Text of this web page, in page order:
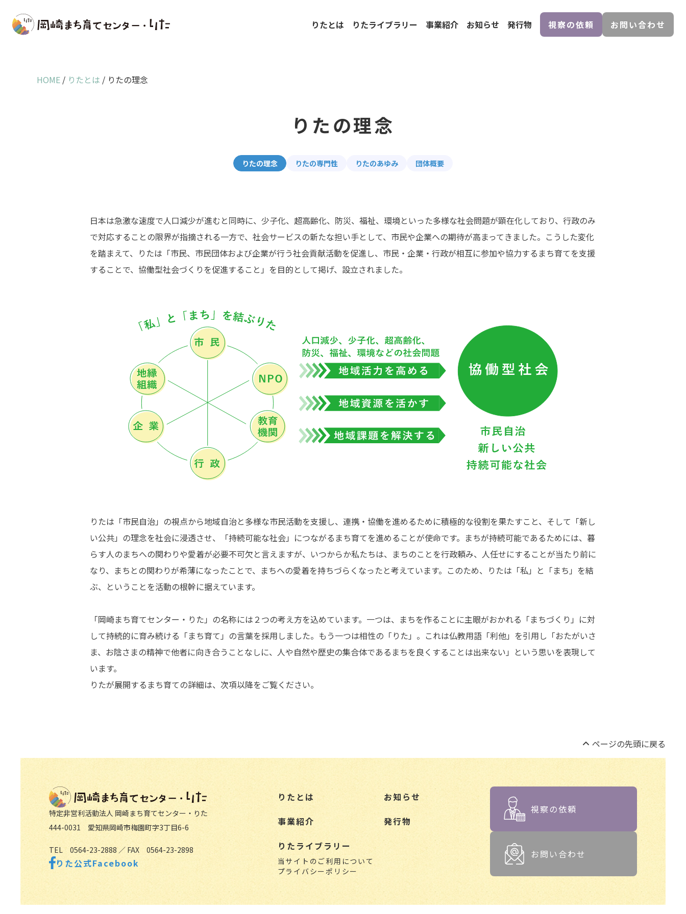
特定非営利活動法人 岡崎まち育てセンター・りた りたとは りたライブラリー 事業紹介 お知らせ 発行物 視察の依頼 お問い合わせ
HOME / りたとは / りたの理念
りたの理念
りたの理念 りたの専門性 りたのあゆみ 団体概要
日本は急激な速度で人口減少が進むと同時に、少子化、超高齢化、防災、福祉、環境といった多様な社会問題が顕在化しており、行政のみ
で対応することの限界が指摘される一方で、社会サービスの新たな担い手として、市民や企業への期待が高まってきました。こうした変化
を踏まえて、りたは「市民、市民団体および企業が行う社会貢献活動を促進し、市民・企業・行政が相互に参加や協力するまち育てを支援
することで、協働型社会づくりを促進すること」を目的として掲げ、設立されました。
りたは「市民自治」の視点から地域自治と多様な市民活動を支援し、連携・協働を進めるために積極的な役割を果たすこと、そして「新し
い公共」の理念を社会に浸透させ、「持続可能な社会」につながるまち育てを進めることが使命です。まちが持続可能であるためには、暮
らす人のまちへの関わりや愛着が必要不可欠と言えますが、いつからか私たちは、まちのことを行政頼み、人任せにすることが当たり前に
なり、まちとの関わりが希薄になったことで、まちへの愛着を持ちづらくなったと考えています。このため、りたは「私」と「まち」を結
ぶ、ということを活動の根幹に据えています。
「岡崎まち育てセンター・りた」の名称には２つの考え方を込めています。一つは、まちを作ることに主眼がおかれる「まちづくり」に対
して持続的に育み続ける「まち育て」の言葉を採用しました。もう一つは相性の「りた」。これは仏教用語「利他」を引用し「おたがいさ
ま、お陰さまの精神で他者に向き合うことなしに、人や自然や歴史の集合体であるまちを良くすることは出来ない」という思いを表現して
います。
りたが展開するまち育ての詳細は、次項以降をご覧ください。
ページの先頭に戻る
特定非営利活動法人 岡崎まち育てセンター・りた
特定非営利活動法人 岡崎まち育てセンター・りた
444-0031 愛知県岡崎市梅園町字3丁目6-6
TEL 0564-23-2888 ／ FAX 0564-23-2898
りた公式Facebook
りたとは
事業紹介
りたライブラリー
お知らせ
発行物
当サイトのご利用について
プライバシーポリシー
視察の依頼
お問い合わせ